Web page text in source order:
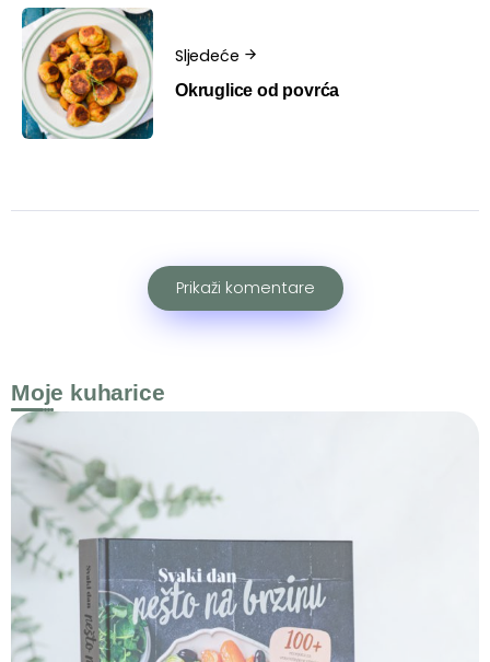
Sljedeće
Okruglice od povrća
Prikaži komentare
Moje kuharice